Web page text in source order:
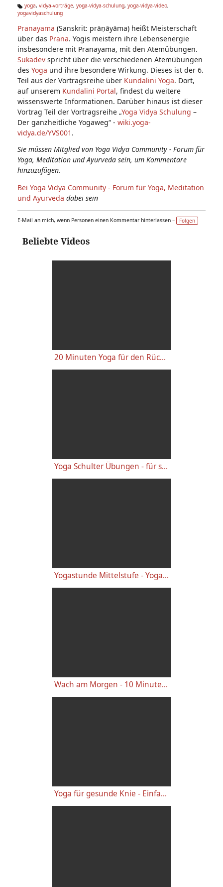
Ta
s:
yoga, vidya-vorträge, yoga-vidya-schulung, yoga-vidya-video,
yogavidyaschulung
Pranayama (Sanskrit: prāṇāyāma) heißt Meisterschaft
über das Prana. Yogis meistern ihre Lebensenergie
insbesondere mit Pranayama, mit den Atemübungen.
Sukadev spricht über die verschiedenen Atemübungen
des Yoga und ihre besondere Wirkung. Dieses ist der 6.
Teil aus der Vortragsreihe über Kundalini Yoga. Dort,
auf unserem Kundalini Portal, findest du weitere
wissenswerte Informationen. Darüber hinaus ist dieser
Vortrag Teil der Vortragsreihe „Yoga Vidya Schulung –
Der ganzheitliche Yogaweg“ - wiki.yoga-
vidya.de/YVS001 .
Sie müssen Mitglied von Yoga Vidya Community - Forum für
Yoga, Meditation und Ayurveda sein, um Kommentare
hinzuzufügen.
Bei Yoga Vidya Community - Forum für Yoga, Meditation
und Ayurveda dabei sein
E-Mail an mich, wenn Personen einen Kommentar hinterlassen – Folgen
Beliebte Videos
20 Minuten Yoga für den Rücken - Anfänger-Level
Yoga Schulter Übungen - für starke gesunde Schultern, gegen Schulterschmerzen
Yogastunde Mittelstufe - Yoga Vidya Grundreihe
Wach am Morgen - 10 Minuten Yogastunde für Energie
Yoga für gesunde Knie - Einfache wirkungsvolle Gelenkübungen